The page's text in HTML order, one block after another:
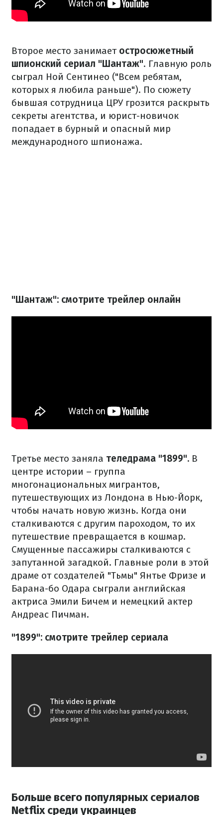
Второе место занимаетостросюжетный
шпионский сериал "Шантаж". Главную роль
сыграл Ной Сентинео ("Всем ребятам,
которых я любила раньше"). По сюжету
бывшая сотрудница ЦРУ грозится раскрыть
секреты агентства, и юрист-новичок
попадает в бурный и опасный мир
международного шпионажа.
"Шантаж": смотрите трейлер онлайн
Третье место заняла теледрама "1899". В
центре истории – группа
многонациональных мигрантов,
путешествующих из Лондона в Нью-Йорк,
чтобы начать новую жизнь. Когда они
сталкиваются с другим пароходом, то их
путешествие превращается в кошмар.
Смущенные пассажиры сталкиваются с
запутанной загадкой. Главные роли в этой
драме от создателей "Тьмы" Янтье Фризе и
Барана-бо Одара сыграли английская
актриса Эмили Бичем и немецкий актер
Андреас Пичман.
"1899": смотрите трейлер сериала
Больше всего популярных сериалов
Netflix среди украинцев